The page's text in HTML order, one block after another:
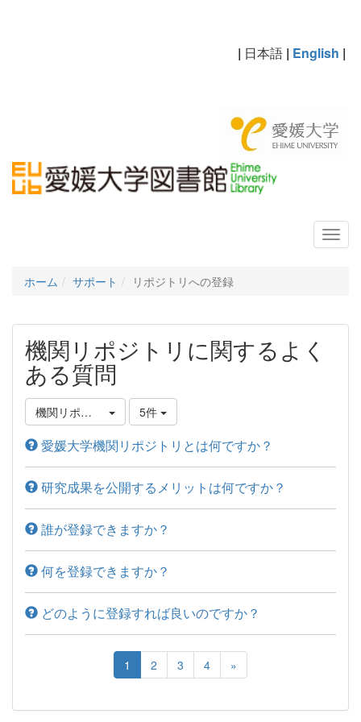
| 日本語 | English |
ホーム サポート リポジトリへの登録
機関リポジトリに関するよく
ある質問
機関リポジトリについて
5件
愛媛大学機関リポジトリとは何ですか？
研究成果を公開するメリットは何ですか？
誰が登録できますか？
何を登録できますか？
どのように登録すれば良いのですか？
1 2 3 4 »